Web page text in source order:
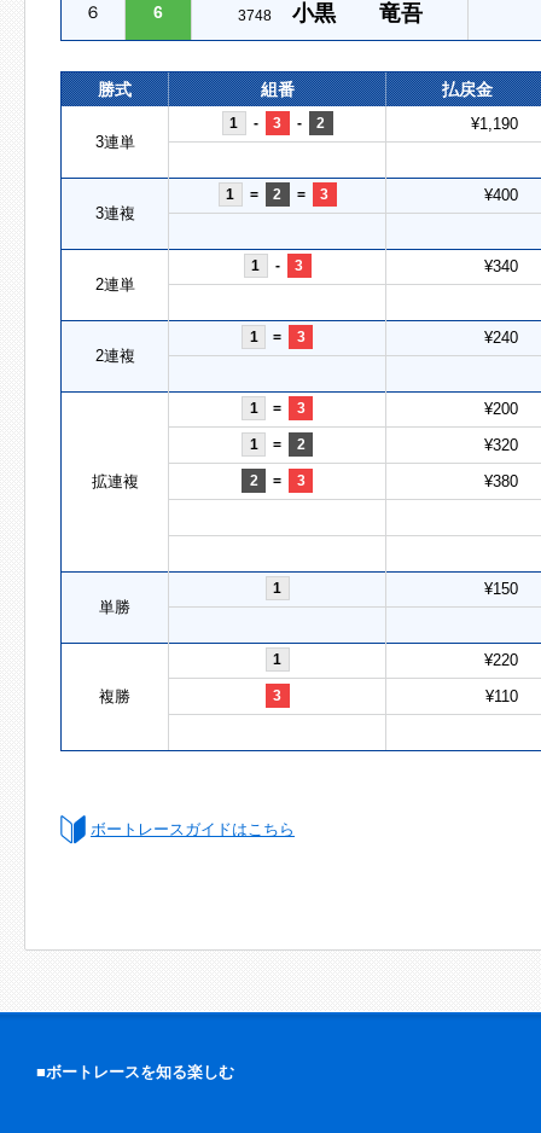
６ 6 3748 小黒 竜吾
勝式 組番 払戻金
3連単
1 - 3 - 2 ¥1,190
3連複
1 = 2 = 3 ¥400
2連単
1 - 3 ¥340
2連複
1 = 3 ¥240
拡連複
1 = 3 ¥200
1 = 2 ¥320
2 = 3 ¥380
単勝
1 ¥150
複勝
1 ¥220
3 ¥110
ボートレースガイドはこちら
■ボートレースを知る楽しむ